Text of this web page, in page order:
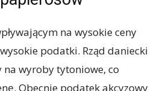
na wysokie ceny
podatki. Rząd daniecki
na wyroby tytoniowe, co
Obecnie podatek akcyzowy